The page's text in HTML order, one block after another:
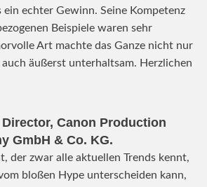
echter Gewinn. Seine Kompetenz
Beispiele waren sehr
Art machte das Ganze nicht nur
äußerst unterhaltsam. Herzlichen
Canon Production
GmbH & Co. KG.
der zwar alle aktuellen Trends kennt,
bloßen Hype unterscheiden kann,